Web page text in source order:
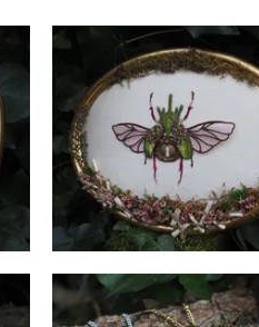
Scarabea Mystica
Veilleur des souhaits
466€
Herbier des Songes